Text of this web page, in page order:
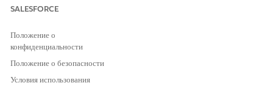
Discovery:
Введите строку «Инфраструктура Discovery»
SALESFORCE
Положение о
конфиденциальности
Положение о безопасности
Условия использования